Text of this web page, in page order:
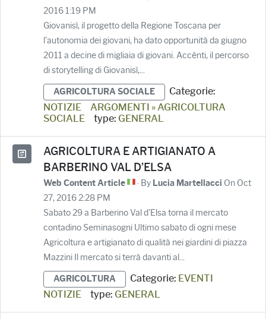
2016 1:19 PM
Giovanisì, il progetto della Regione Toscana per
l'autonomia dei giovani, ha dato opportunità da giugno
2011 a decine di migliaia di giovani. Accènti, il percorso
di storytelling di Giovanisì,...
AGRICOLTURA SOCIALE
Categorie:
NOTIZIE
ARGOMENTI » AGRICOLTURA
SOCIALE
type: GENERAL
AGRICOLTURA E ARTIGIANATO A
BARBERINO VAL D’ELSA
Web Content Article · By Lucia Martellacci On Oct
27, 2016 2:28 PM
Sabato 29 a Barberino Val d'Elsa torna il mercato
contadino Seminasogni Ultimo sabato di ogni mese
Agricoltura e artigianato di qualità nei giardini di piazza
Mazzini Il mercato si terrà davanti al...
AGRICOLTURA Categorie: EVENTI
NOTIZIE
type: GENERAL